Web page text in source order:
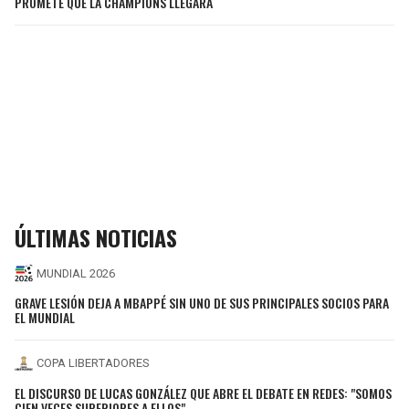
ÚLTIMAS NOTICIAS
MUNDIAL 2026
GRAVE LESIÓN DEJA A MBAPPÉ SIN UNO DE SUS PRINCIPALES SOCIOS PARA
EL MUNDIAL
COPA LIBERTADORES
EL DISCURSO DE LUCAS GONZÁLEZ QUE ABRE EL DEBATE EN REDES: "SOMOS